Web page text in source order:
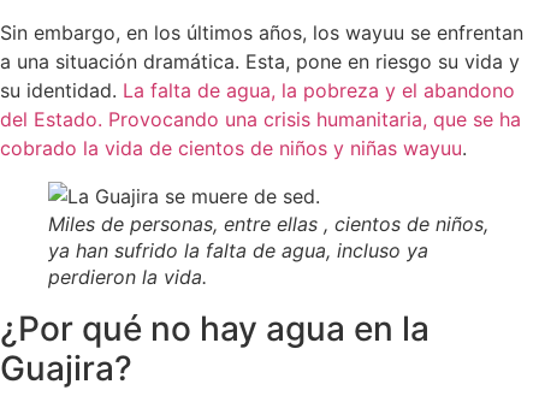
Sin embargo, en los últimos años, los wayuu se enfrentan
a una situación dramática. Esta, pone en riesgo su vida y
su identidad. La falta de agua, la pobreza y el abandono
del Estado. Provocando una crisis humanitaria, que se ha
cobrado la vida de cientos de niños y niñas wayuu.
Miles de personas, entre ellas , cientos de niños,
ya han sufrido la falta de agua, incluso ya
perdieron la vida.
¿Por qué no hay agua en la
Guajira?